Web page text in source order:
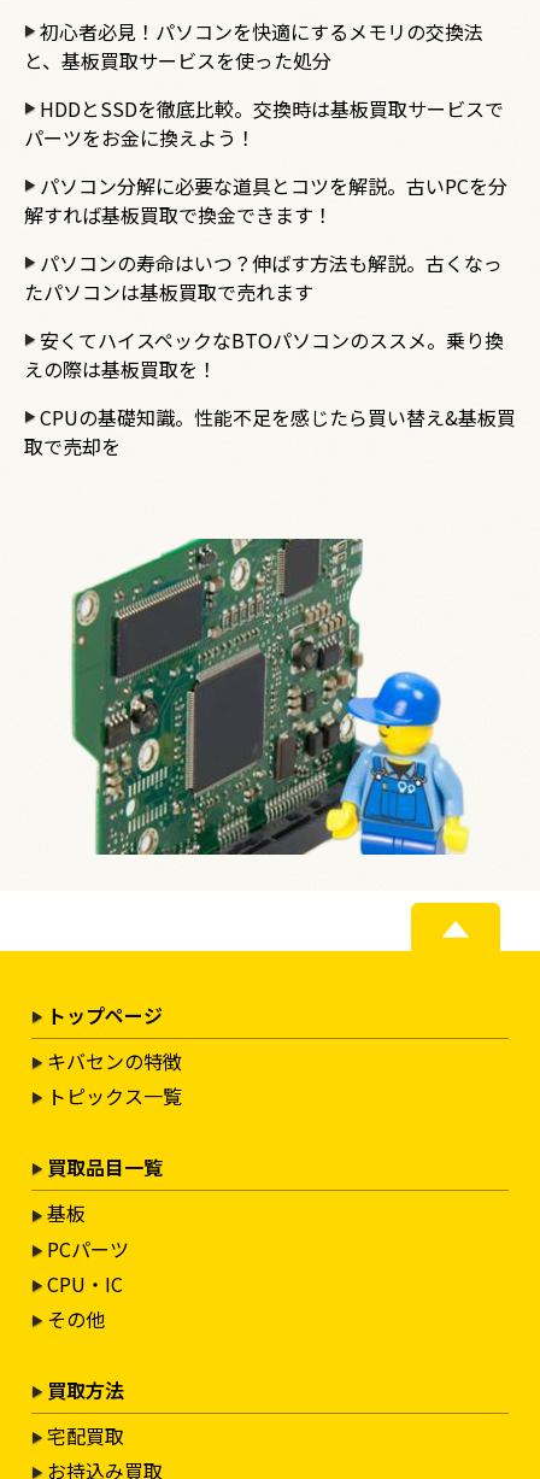
初心者必見！パソコンを快適にするメモリの交換法
と、基板買取サービスを使った処分
HDDとSSDを徹底比較。交換時は基板買取サービスで
パーツをお金に換えよう！
パソコン分解に必要な道具とコツを解説。古いPCを分
解すれば基板買取で換金できます！
パソコンの寿命はいつ？伸ばす方法も解説。古くなっ
たパソコンは基板買取で売れます
安くてハイスペックなBTOパソコンのススメ。乗り換
えの際は基板買取を！
CPUの基礎知識。性能不足を感じたら買い替え&基板買
取で売却を
トップページ
キバセンの特徴
トピックス一覧
買取品目一覧
基板
PCパーツ
CPU・IC
その他
買取方法
宅配買取
お持込み買取